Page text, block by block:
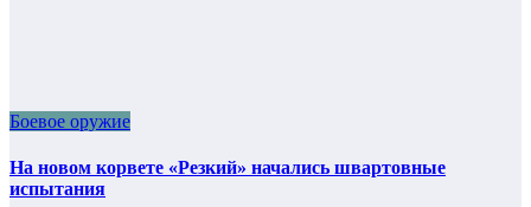
Боевое оружие
На новом корвете «Резкий» начались швартовные
испытания